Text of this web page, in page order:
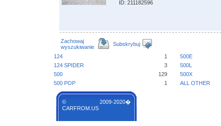
ID: 211182596
Zachowaj
wyszukiwanie
Subskrybuj
124 1
500E
124 SPIDER
3
500L
500
129
500X
500 POP
1 ALL OTHER
© 2009-2020�
CARFROM.US